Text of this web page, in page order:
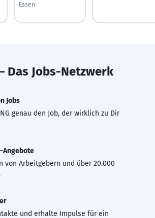
Essen
Das Jobs-Netzwerk
Jobs
genau den Job, der wirklich zu Dir
Angebote
von Arbeitgebern und über 20.000
und erhalte Impulse für ein